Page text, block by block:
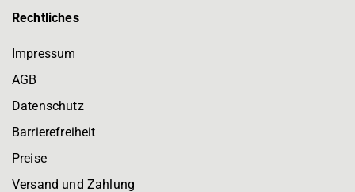
Rechtliches
Impressum
AGB
Datenschutz
Barrierefreiheit
Preise
Versand und Zahlung